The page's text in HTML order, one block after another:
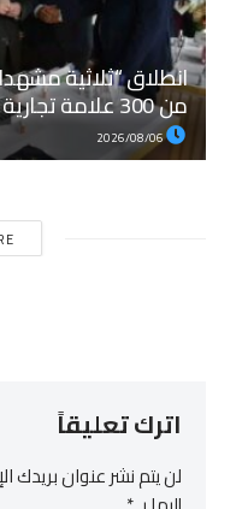
انطلاق “ثلاثية
من 300 علامة تجارية من 13 دولة
2026/08/06
اترك تعليقاً
لن يتم نشر عنوان بريدك